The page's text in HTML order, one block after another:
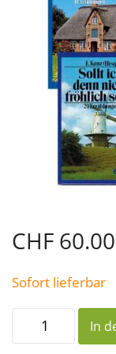
CHF 60.00
Sofort lieferbar
Set
Erzählungen
in
In